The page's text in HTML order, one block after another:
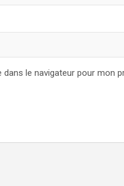
le navigateur pour mon